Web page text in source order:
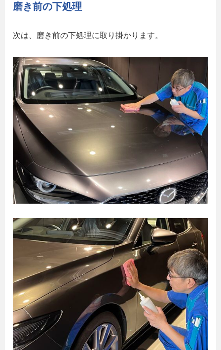
磨き前の下処理
次は、磨き前の下処理に取り掛かります。